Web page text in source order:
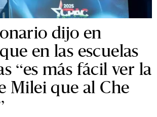
dijo en
en las escuelas
“es más fácil ver la
Milei que al Che